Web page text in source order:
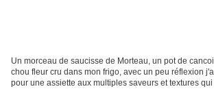
Un morceau de saucisse de Morteau, un pot de
chou fleur cru dans mon frigo, avec un peu réflexion
pour une assiette aux multiples saveurs et textures